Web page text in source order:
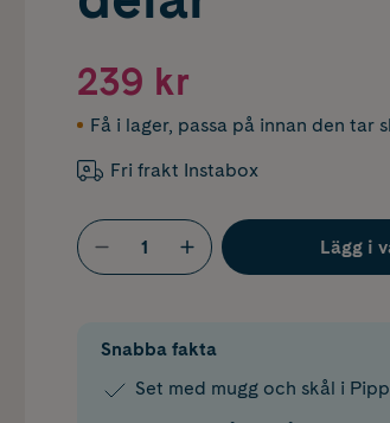
239 kr
Få i lager, passa på innan den tar
Fri frakt Instabox
Lägg i
Snabba fakta
Set med mugg och skål i